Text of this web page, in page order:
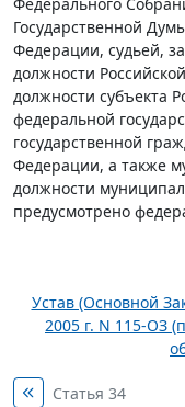
Государственной
Федерации, судьей,
должности
должности субъекта
федеральной
государственной
Федерации, а также
должности
предусмотрено
Устав (Основной
2005 г. N 115-ОЗ
Статья 34